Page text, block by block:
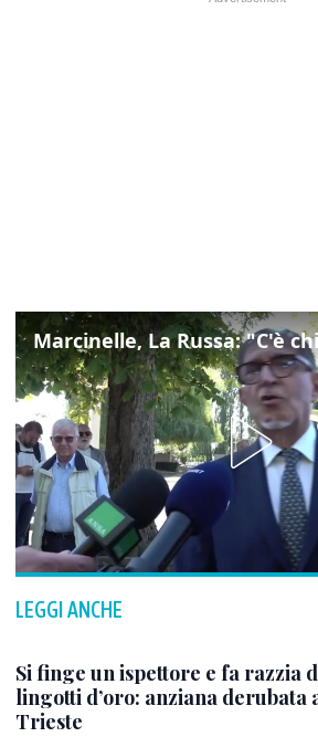
LEGGI ANCHE
Si finge un ispettore e fa razzia
lingotti d’oro: anziana derubata
Trieste